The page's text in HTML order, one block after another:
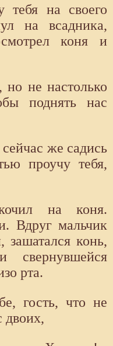
тебя на своего
на всадника,
коня и
но не настолько
поднять нас
же садись
проучу тебя,
на коня.
Вдруг мальчик
зашатался конь,
свернувшейся
рта.
гость, что не
двоих,